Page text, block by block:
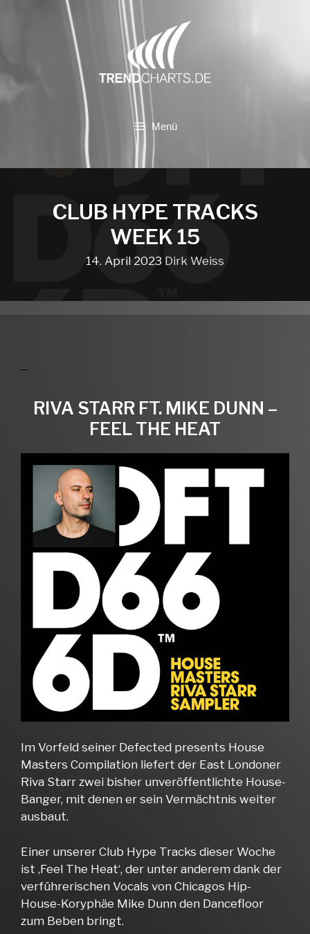
Menü
CLUB HYPE TRACKS
WEEK 15
14. April 2023 Dirk Weiss
RIVA STARR FT. MIKE DUNN –
FEEL THE HEAT
Im Vorfeld seiner Defected presents House
Masters Compilation liefert der East Londoner
Riva Starr zwei bisher unveröffentlichte House-
Banger, mit denen er sein Vermächtnis weiter
ausbaut.
Einer unserer Club Hype Tracks dieser Woche
ist ‚Feel The Heat‘, der unter anderem dank der
verführerischen Vocals von Chicagos Hip-
House-Koryphäe Mike Dunn den Dancefloor
zum Beben bringt.